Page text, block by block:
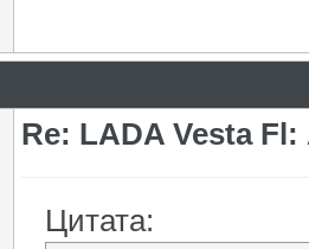
Re: LADA Vesta
Цитата: